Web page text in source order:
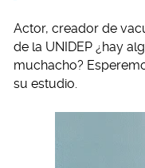
Actor, creador de
de la UNIDEP ¿hay
muchacho?
su estudio.